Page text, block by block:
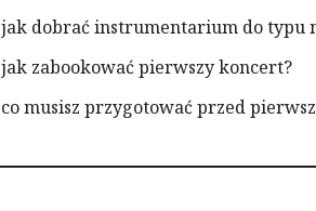
jak dobrać instrumentarium do typu
jak zabookować pierwszy koncert?
co musisz przygotować przed